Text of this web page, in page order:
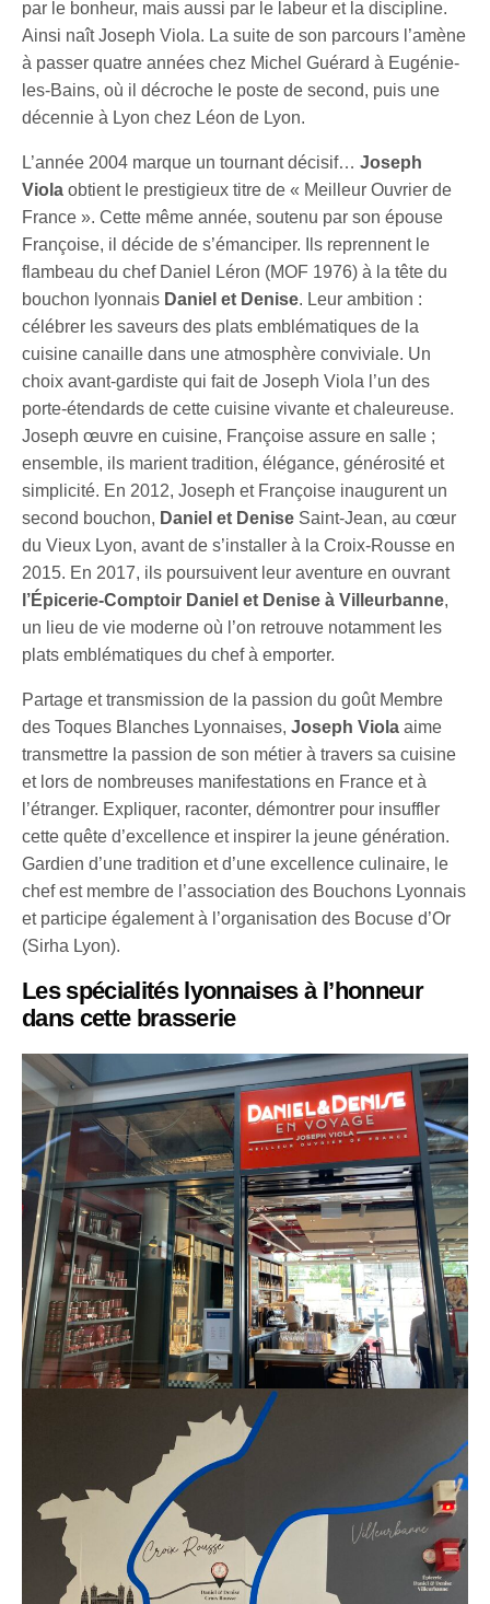
par le bonheur, mais aussi par le labeur et la discipline.
Ainsi naît Joseph Viola. La suite de son parcours l’amène
à passer quatre années chez Michel Guérard à Eugénie-
les-Bains, où il décroche le poste de second, puis une
décennie à Lyon chez Léon de Lyon.
L’année 2004 marque un tournant décisif…Joseph
Viola obtient le prestigieux titre de « Meilleur Ouvrier de
France ». Cette même année, soutenu par son épouse
Françoise, il décide de s’émanciper. Ils reprennent le
flambeau du chef Daniel Léron (MOF 1976) à la tête du
bouchon lyonnais Daniel et Denise. Leur ambition :
célébrer les saveurs des plats emblématiques de la
cuisine canaille dans une atmosphère conviviale. Un
choix avant-gardiste qui fait de Joseph Viola l’un des
porte-étendards de cette cuisine vivante et chaleureuse.
Joseph œuvre en cuisine, Françoise assure en salle ;
ensemble, ils marient tradition, élégance, générosité et
simplicité. En 2012, Joseph et Françoise inaugurent un
second bouchon, Daniel et Denise Saint-Jean, au cœur
du Vieux Lyon, avant de s’installer à la Croix-Rousse en
2015. En 2017, ils poursuivent leur aventure en ouvrant
l’Épicerie-Comptoir Daniel et Denise à Villeurbanne,
un lieu de vie moderne où l’on retrouve notamment les
plats emblématiques du chef à emporter.
Partage et transmission de la passion du goût Membre
des Toques Blanches Lyonnaises,Joseph Viola aime
transmettre la passion de son métier à travers sa cuisine
et lors de nombreuses manifestations en France et à
l’étranger. Expliquer, raconter, démontrer pour insuffler
cette quête d’excellence et inspirer la jeune génération.
Gardien d’une tradition et d’une excellence culinaire, le
chef est membre de l’association des Bouchons Lyonnais
et participe également à l’organisation des Bocuse d’Or
(Sirha Lyon).
Les spécialités lyonnaises à l’honneur
dans cette brasserie